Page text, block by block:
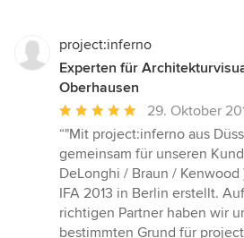
project:inferno
Experten für
Oberhausen
Durchschnittliche
Bewertung:
5
von
5
Sternen
29. Oktober
“"Mit project:inferno aus
gemeinsam für unseren
DeLonghi / Braun /
IFA 2013 in Berlin erstellt.
richtigen Partner haben wir
bestimmten Grund für